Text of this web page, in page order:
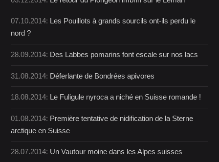
07.10.2014: Les Pouillots à grands sourcils ont-ils perdu le
nord ?
28.09.2014: Des Labbes pomarins font escale sur nos lacs
31.08.2014: Déferlante de Bondrées apivores
18.08.2014: Le Fuligule nyroca a niché en Suisse romande !
01.08.2014: Première tentative de nidification de la Sterne
arctique en Suisse
28.07.2014: Un Vautour moine dans les Alpes suisses